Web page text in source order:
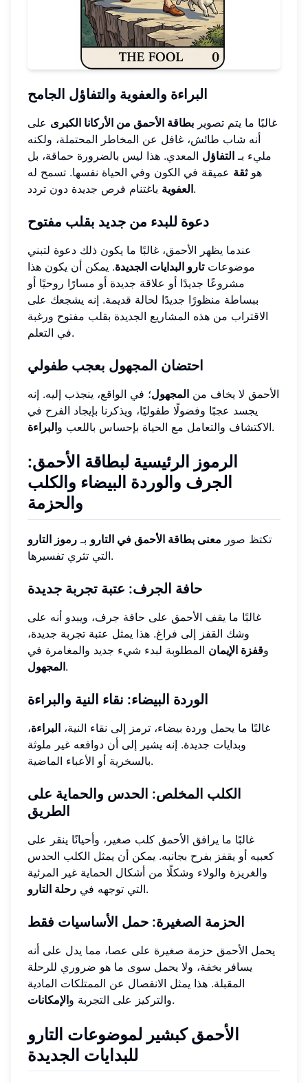
البراءة والعفوية والتفاؤل الجامح
غالبًا ما يتم تصوير بطاقة الأحمق من الأركانا الكبرى على
أنه شاب طائش، غافل عن المخاطر المحتملة، ولكنه
مليء بـ التفاؤل المعدي. هذا ليس بالضرورة حماقة، بل
هوثقة عميقة في الكون وفي الحياة نفسها. تسمح له
العفويةباغتنام فرص جديدة دون تردد.
دعوة للبدء من جديد بقلب مفتوح
عندما يظهر الأحمق، غالبًا ما يكون ذلك دعوة لتبني
موضوعاتتارو البدايات الجديدة. يمكن أن يكون هذا
مشروعًا جديدًا أو علاقة جديدة أو مسارًا روحيًا أو
ببساطة منظورًا جديدًا لحالة قديمة. إنه يشجعك على
الاقتراب من هذه المشاريع الجديدة بقلب مفتوح ورغبة
في التعلم.
احتضان المجهول بعجب طفولي
الأحمق لا يخاف من المجهول؛ في الواقع، ينجذب إليه. إنه
يجسد عجبًا وفضولًا طفوليًا، ويذكرنا بإيجاد الفرح في
الاكتشاف والتعامل مع الحياة بإحساس باللعب والبراءة .
الرموز الرئيسية لبطاقة الأحمق:
الجرف والوردة البيضاء والكلب
والحزمة
تكتظ صور معنى بطاقة الأحمق في التارو بـ رموز التارو
التي تثري تفسيرها.
حافة الجرف: عتبة تجربة جديدة
غالبًا ما يقف الأحمق على حافة جرف، ويبدو أنه على
وشك القفز إلى فراغ. هذا يمثل عتبة تجربة جديدة،
وقفزة الإيمان المطلوبة لبدء شيء جديد والمغامرة في
المجهول.
الوردة البيضاء: نقاء النية والبراءة
غالبًا ما يحمل وردة بيضاء، ترمز إلى نقاء النية، البراءة،
وبدايات جديدة. إنه يشير إلى أن دوافعه غير ملوثة
بالسخرية أو الأعباء الماضية.
الكلب المخلص: الحدس والحماية على
الطريق
غالبًا ما يرافق الأحمق كلب صغير، وأحيانًا ينقر على
كعبيه أو يقفز بفرح بجانبه. يمكن أن يمثل الكلب الحدس
والغريزة والولاء وشكلًا من أشكال الحماية غير المرئية
التي توجهه في رحلة التارو .
الحزمة الصغيرة: حمل الأساسيات فقط
يحمل الأحمق حزمة صغيرة على عصا، مما يدل على أنه
يسافر بخفة، ولا يحمل سوى ما هو ضروري للرحلة
المقبلة. هذا يمثل الانفصال عن الممتلكات المادية
والتركيز على التجربة والإمكانات .
الأحمق كبشير لموضوعات التارو
للبدايات الجديدة